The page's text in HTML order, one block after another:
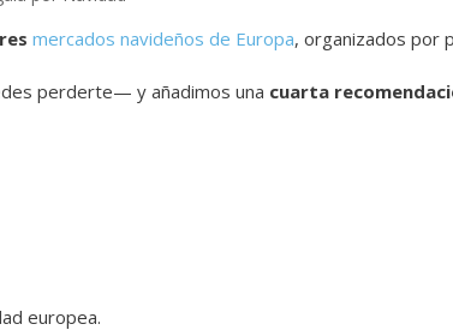
mercados navideños de Europa, organizados por
perderte— y añadimos una cuarta
europea.